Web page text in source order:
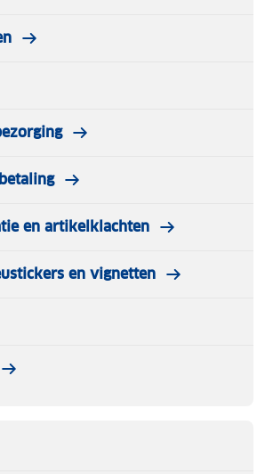
en artikelklachten
en vignetten